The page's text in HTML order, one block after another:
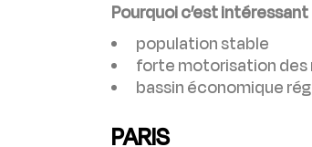
Pourquoi c’est intéressant
population stable
forte motorisation des
bassin économique
PARIS